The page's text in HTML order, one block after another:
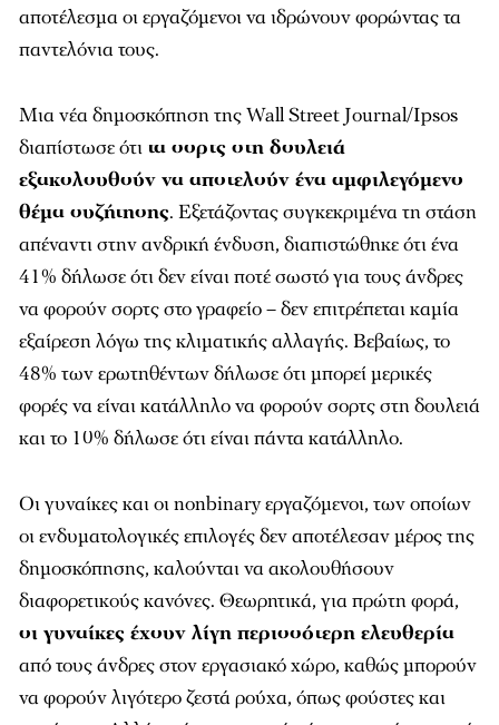
αποτέλεσμα οι εργαζόμενοι να ιδρώνουν φορώντας τα
παντελόνια τους.
Μια νέα δημοσκόπηση της Wall Street Journal/Ipsos
διαπίστωσε ότι τα σορτς στη δουλειά
εξακολουθούν να αποτελούν ένα αμφιλεγόμενο
θέμα συζήτησης. Εξετάζοντας συγκεκριμένα τη στάση
απέναντι στην ανδρική ένδυση, διαπιστώθηκε ότι ένα
41% δήλωσε ότι δεν είναι ποτέ σωστό για τους άνδρες
να φορούν σορτς στο γραφείο – δεν επιτρέπεται καμία
εξαίρεση λόγω της κλιματικής αλλαγής. Βεβαίως, το
48% των ερωτηθέντων δήλωσε ότι μπορεί μερικές
φορές να είναι κατάλληλο να φορούν σορτς στη δουλειά
και το 10% δήλωσε ότι είναι πάντα κατάλληλο.
Οι γυναίκες και οι nonbinary εργαζόμενοι, των οποίων
οι ενδυματολογικές επιλογές δεν αποτέλεσαν μέρος της
δημοσκόπησης, καλούνται να ακολουθήσουν
διαφορετικούς κανόνες. Θεωρητικά, για πρώτη φορά,
οι γυναίκες έχουν λίγη περισσότερη ελευθερία
από τους άνδρες στον εργασιακό χώρο, καθώς μπορούν
να φορούν λιγότερο ζεστά ρούχα, όπως φούστες και